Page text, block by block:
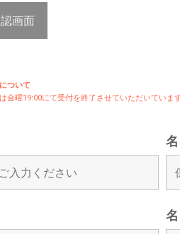
画面
ついて
金曜19:00にて受付を終了させていただいていま